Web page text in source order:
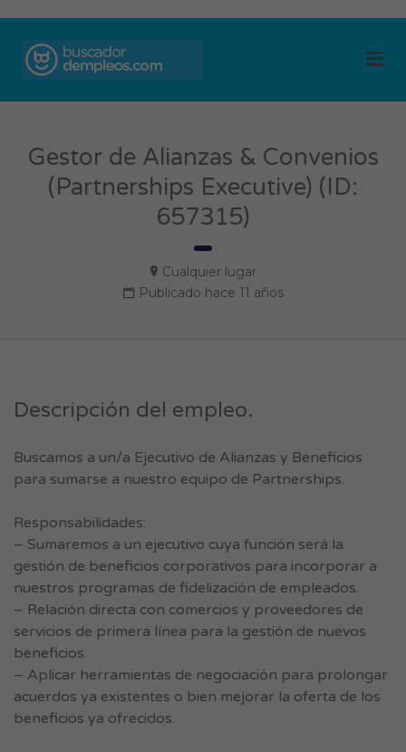
Gestor de Alianzas & Convenios
(Partnerships Executive) (ID:
657315)
Cualquier lugar
Publicado hace 11 años
Descripción del empleo.
Buscamos a un/a Ejecutivo de Alianzas y Beneficios
para sumarse a nuestro equipo de Partnerships.
Responsabilidades:
– Sumaremos a un ejecutivo cuya función será la
gestión de beneficios corporativos para incorporar a
nuestros programas de fidelización de empleados.
– Relación directa con comercios y proveedores de
servicios de primera línea para la gestión de nuevos
beneficios.
– Aplicar herramientas de negociación para prolongar
acuerdos ya existentes o bien mejorar la oferta de los
beneficios ya ofrecidos.